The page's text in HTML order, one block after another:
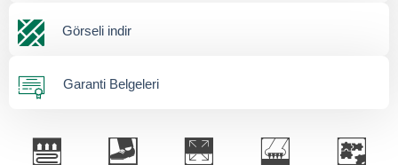
Görseli indir
Garanti Belgeleri